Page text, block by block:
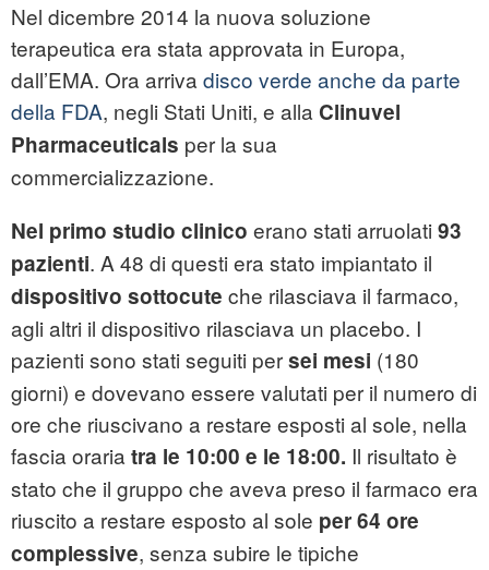
Nel dicembre 2014 la nuova soluzione
terapeutica era stata approvata in Europa,
dall’EMA. Ora arriva disco verde anche da parte
della FDA, negli Stati Uniti, e alla Clinuvel
Pharmaceuticals per la sua
commercializzazione.
Nel primo studio clinico erano stati arruolati 93
pazienti. A 48 di questi era stato impiantato il
dispositivo sottocute che rilasciava il farmaco,
agli altri il dispositivo rilasciava un placebo. I
pazienti sono stati seguiti persei mesi (180
giorni) e dovevano essere valutati per il numero di
ore che riuscivano a restare esposti al sole, nella
fascia oraria tra le 10:00 e le 18:00. Il risultato è
stato che il gruppo che aveva preso il farmaco era
riuscito a restare esposto al sole per 64 ore
complessive, senza subire le tipiche